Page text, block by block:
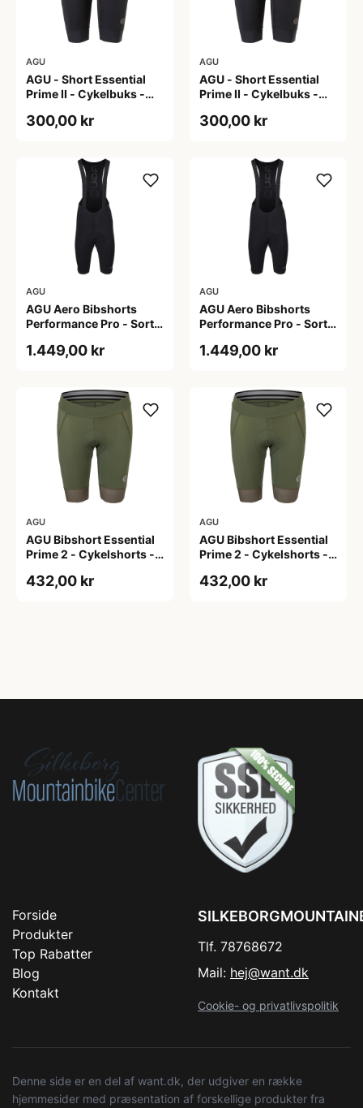
AGU
AGU - Short Essential
Prime II - Cykelbuks -
300,00 kr
AGU
AGU - Short Essential
Prime II - Cykelbuks -
300,00 kr
AGU
AGU Aero Bibshorts
Performance Pro - Sort -
1.449,00 kr
AGU
AGU Aero Bibshorts
Performance Pro - Sort -
1.449,00 kr
AGU
AGU Bibshort Essential
Prime 2 - Cykelshorts -
2XL
432,00 kr
AGU
AGU Bibshort Essential
Prime 2 - Cykelshorts -
L
432,00 kr
Forside
Produkter
Top Rabatter
Blog
Kontakt
Tlf. 78768672
Mail: hej@want.dk
Cookie- og privatlivspolitik
Denne side er en del af want.dk, der udgiver en række
hjemmesider med præsentation af forskellige produkter fra